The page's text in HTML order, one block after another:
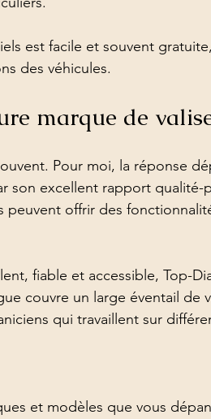
est facile et souvent
des véhicules.
marque de
Pour moi, la réponse
son excellent rapport
peuvent offrir des
fiable et accessible, Top-
couvre un large éventail de
qui travaillent sur
et modèles que vous